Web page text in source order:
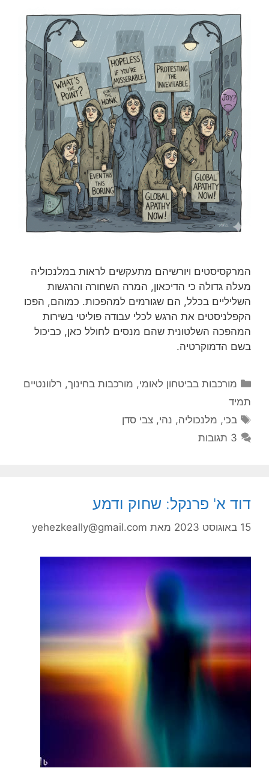
המרקסיסטים ויורשיהם מתעקשים לראות במלנכוליה
מעלה גדולה כי הדיכאון, המרה השחורה והרגשות
השליליים בכלל, הם שגורמים למהפכות. כמוהם, הפכו
הקפלניסטים את הרגש לכלי עבודה פוליטי בשירות
המהפכה השלטונית שהם מנסים לחולל כאן, כביכול
בשם הדמוקרטיה.
קטגוריות
מורכבות בביטחון לאומי, מורכבות בחינוך, רלוונטיים
תמיד
תגיות
בכי, מלנכוליה, נהי,צבי סדן
3 תגובות
דוד א' פרנקל: שחוק ודמע
15 באוגוסט 2023 מאת yehezkeally@gmail.com